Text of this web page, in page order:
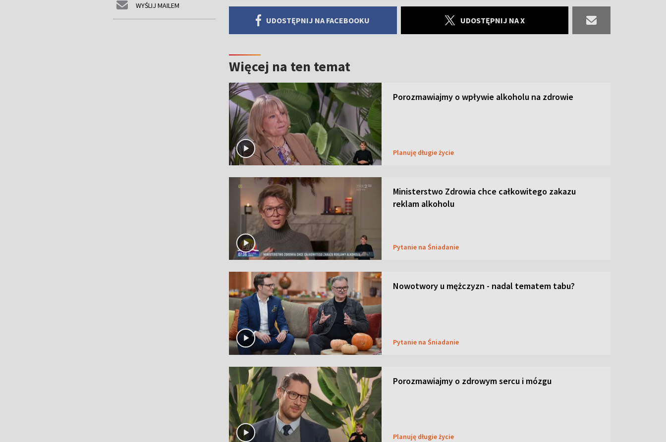
WYŚLIJ MAILEM
UDOSTĘPNIJ NA FACEBOOKU UDOSTĘPNIJ NA X
Więcej na ten temat
Porozmawiajmy o wpływie alkoholu na zdrowie
Planuję długie życie
Ministerstwo Zdrowia chce całkowitego zakazu
reklam alkoholu
Pytanie na Śniadanie
Nowotwory u mężczyzn - nadal tematem tabu?
Pytanie na Śniadanie
Porozmawiajmy o zdrowym sercu i mózgu
Planuję długie życie